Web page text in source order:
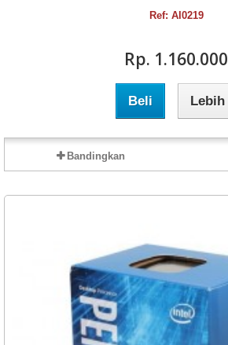
Ref: AI0219
Rp‎. 1.160.000
Beli Lebih
Bandingkan